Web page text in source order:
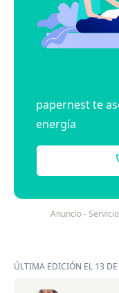
papernest te
energía
Anuncio -
ÚLTIMA EDICIÓN EL 13